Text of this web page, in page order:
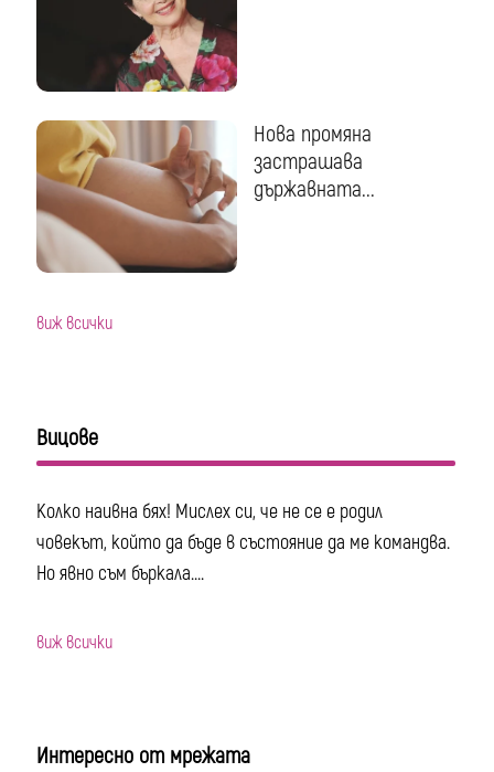
Нова промяна
застрашава
държавната...
виж всички
Вицове
Колко наивна бях! Мислех си, че не се е родил
човекът, който да бъде в състояние да ме командва.
Но явно съм бъркала....
виж всички
Интересно от мрежата